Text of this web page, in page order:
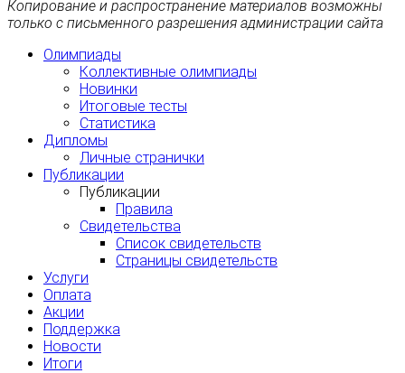
Копирование и распространение материалов возможны
только с письменного разрешения администрации сайта
Олимпиады
Коллективные олимпиады
Новинки
Итоговые тесты
Статистика
Дипломы
Личные странички
Публикации
Публикации
Правила
Свидетельства
Список свидетельств
Страницы свидетельств
Услуги
Оплата
Акции
Поддержка
Новости
Итоги